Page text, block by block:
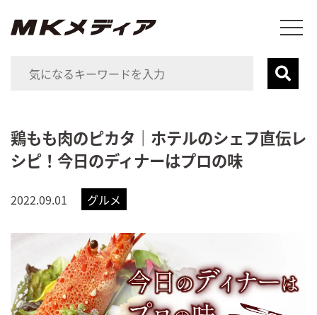
鶏もも肉のピカタ｜ホテルのシェフ直伝レ
シピ！今日のディナーはプロの味
2022.09.01 グルメ